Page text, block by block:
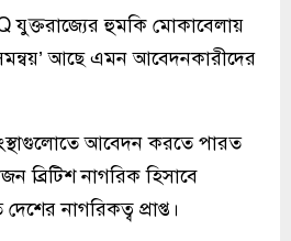
হুমকি মোকাবেলায়
আছে এমন আবেদনকারীদের
আবেদন করতে পারত
ব্রিটিশ নাগরিক হিসাবে
নাগরিকত্ব প্রাপ্ত।